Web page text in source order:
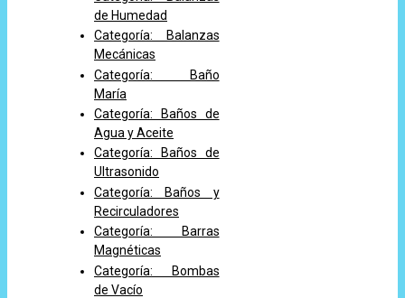
de Humedad
Categoría: Balanzas
Mecánicas
Categoría: Baño
María
Categoría: Baños de
Agua y Aceite
Categoría: Baños de
Ultrasonido
Categoría: Baños y
Recirculadores
Categoría: Barras
Magnéticas
Categoría: Bombas
de Vacío